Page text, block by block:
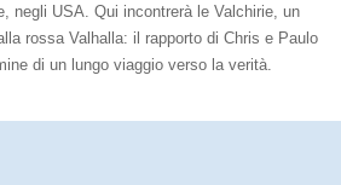
negli USA. Qui incontrerà le Valchirie, un
rossa Valhalla: il rapporto di Chris e Paulo
di un lungo viaggio verso la verità.